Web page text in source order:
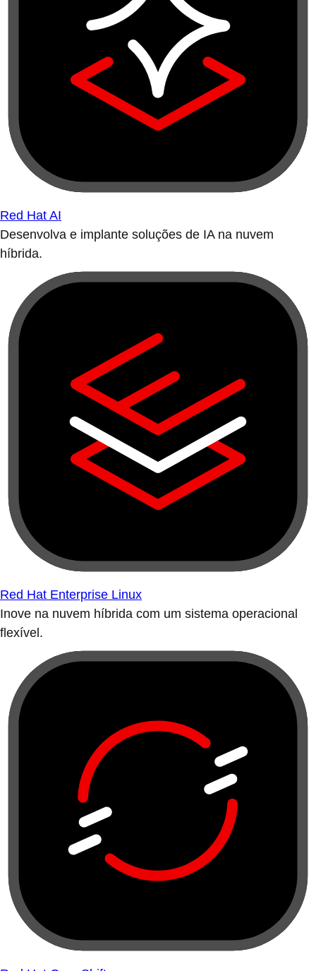
Red Hat AI
Desenvolva e implante soluções de IA na nuvem
híbrida.
Red Hat Enterprise Linux
Inove na nuvem híbrida com um sistema operacional
flexível.